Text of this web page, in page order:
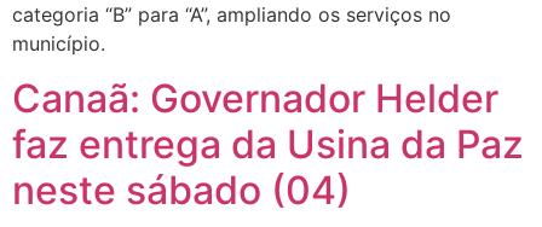
categoria “B” para “A”, ampliando os serviços no
município.
Canaã: Governador Helder
faz entrega da Usina da Paz
neste sábado (04)